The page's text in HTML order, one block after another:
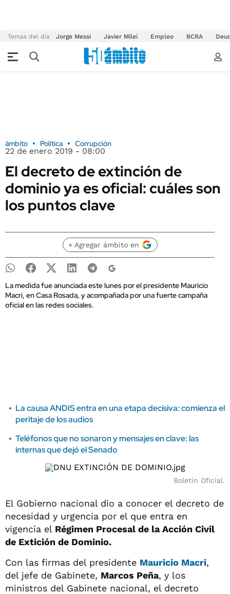
Temas del día Jorge Messi Javier Milei Empleo BCRA
ámbito Política Corrupción
22 de enero 2019 - 08:00
El decreto de extinción de
dominio ya es oficial: cuáles son
los puntos clave
+ Agregar ámbito en
La medida fue anunciada este lunes por el presidente Mauricio
Macri, en Casa Rosada, y acompañada por una fuerte campaña
oficial en las redes sociales.
La causa ANDIS entra en una etapa decisiva: comienza el
peritaje de los audios
Teléfonos que no sonaron y mensajes en clave: las
internas que dejó el Senado
Boletín Oficial.
El Gobierno nacional dio a conocer el decreto de
necesidad y urgencia por el que entra en
vigencia el Régimen Procesal de la Acción Civil
de Extición de Dominio.
Con las firmas del presidente Mauricio Macri,
del jefe de Gabinete, Marcos Peña, y los
ministros del Gabinete nacional, el decreto